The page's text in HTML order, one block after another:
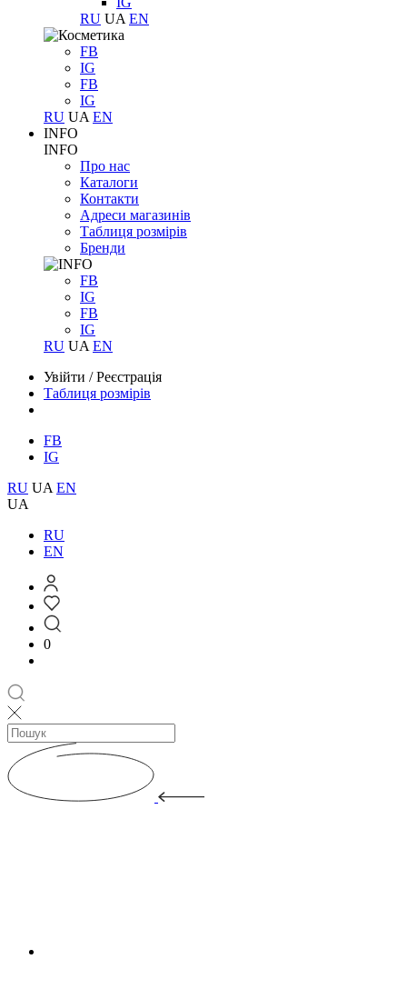
RU UA EN
FB
IG
FB
IG
RU UA EN
INFO
INFO
Про нас
Каталоги
Контакти
Адреси магазинів
Таблиця розмірів
Бренди
FB
IG
FB
IG
RU UA EN
Увійти /Реєстрація
Таблиця розмірів
FB
IG
RU UA EN
UA
RU
EN
0